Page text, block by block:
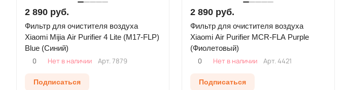
2 890 руб.
Фильтр для очистителя воздуха
Xiaomi Mijia Air Purifier 4 Lite (M17-FLP)
Blue (Синий)
0 Нет в наличии Арт. 7879
Подписаться
2 890 руб.
Фильтр для очистителя воздуха
Xiaomi Air Purifier MCR-FLA Purple
(Фиолетовый)
0 Нет в наличии Арт. 4421
Подписаться